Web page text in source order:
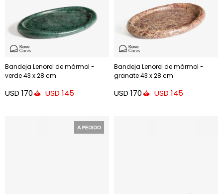
Bandeja Lenorel de mármol -
verde 43 x 28 cm
USD 170 USD 145
Bandeja Lenorel de mármol -
granate 43 x 28 cm
USD 170 USD 145